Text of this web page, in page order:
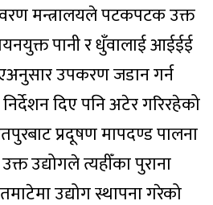
मन्त्रालयले पटकपटक उक्त
पानी र धुँवालाई आईईई
उपकरण जडान गर्न
दिए पनि अटेर गरिरहेको
प्रदूषण मापदण्ड पालना
उद्योगले त्यहीँका पुराना
उद्योग स्थापना गरेको